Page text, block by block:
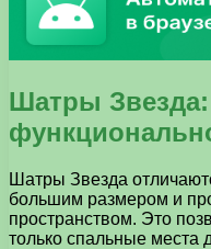
Шатры
Шатры Звезда
большим размером и
пространством. Это
только спальные места